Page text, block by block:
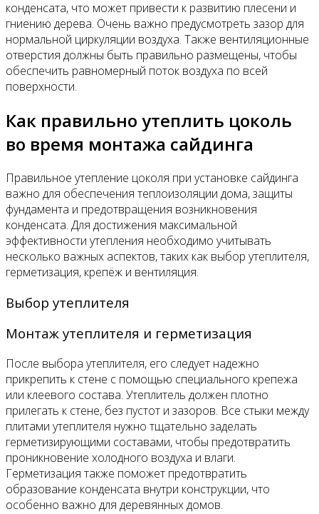
конденсата, что может привести к развитию плесени и
гниению дерева. Очень важно предусмотреть зазор для
нормальной циркуляции воздуха. Также вентиляционные
отверстия должны быть правильно размещены, чтобы
обеспечить равномерный поток воздуха по всей
поверхности.
Как правильно утеплить цоколь
во время монтажа сайдинга
Правильное утепление цоколя при установке сайдинга
важно для обеспечения теплоизоляции дома, защиты
фундамента и предотвращения возникновения
конденсата. Для достижения максимальной
эффективности утепления необходимо учитывать
несколько важных аспектов, таких как выбор утеплителя,
герметизация, крепёж и вентиляция.
Выбор утеплителя
Монтаж утеплителя и герметизация
После выбора утеплителя, его следует надежно
прикрепить к стене с помощью специального крепежа
или клеевого состава. Утеплитель должен плотно
прилегать к стене, без пустот и зазоров. Все стыки между
плитами утеплителя нужно тщательно заделать
герметизирующими составами, чтобы предотвратить
проникновение холодного воздуха и влаги.
Герметизация также поможет предотвратить
образование конденсата внутри конструкции, что
особенно важно для деревянных домов.